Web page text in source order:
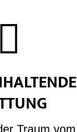

Traum vom